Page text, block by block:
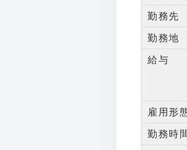
勤務先
勤務地
給与
雇用形
勤務時